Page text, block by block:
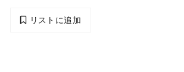
リストに追加